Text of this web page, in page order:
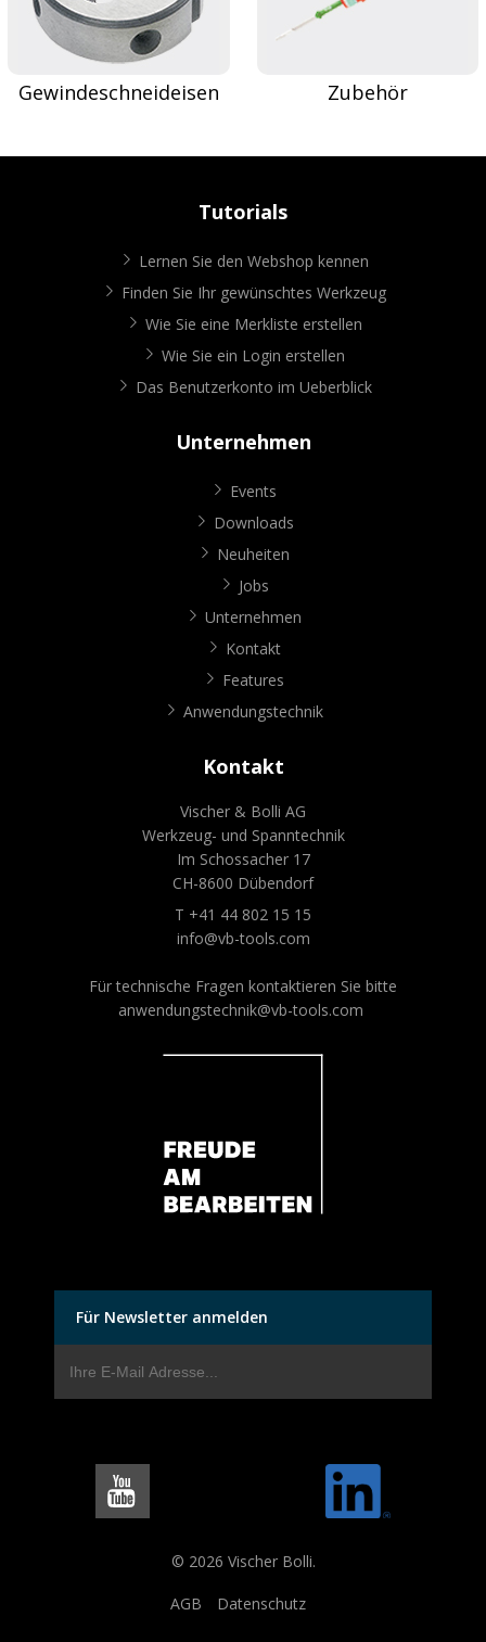
Gewindeschneideisen Zubehör
Tutorials
Lernen Sie den Webshop kennen
Finden Sie Ihr gewünschtes Werkzeug
Wie Sie eine Merkliste erstellen
Wie Sie ein Login erstellen
Das Benutzerkonto im Ueberblick
Unternehmen
Events
Downloads
Neuheiten
Jobs
Unternehmen
Kontakt
Features
Anwendungstechnik
Kontakt
Vischer & Bolli AG
Werkzeug- und Spanntechnik
Im Schossacher 17
CH-8600 Dübendorf
T +41 44 802 15 15
info@vb-tools.com
Für technische Fragen kontaktieren Sie bitte
anwendungstechnik@vb-tools.com
Für Newsletter anmelden
© 2026 Vischer Bolli.
AGB Datenschutz